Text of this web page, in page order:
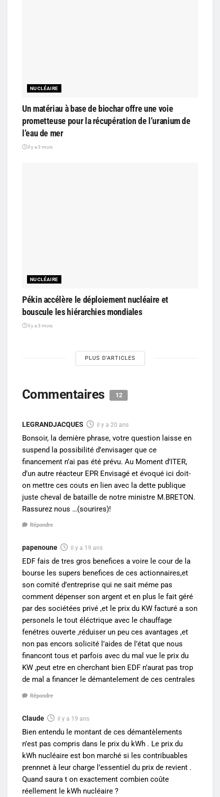
NUCLÉAIRE
Un matériau à base de biochar offre une voie
prometteuse pour la récupération de l’uranium de
l’eau de mer
il y a 3 mois
NUCLÉAIRE
Pékin accélère le déploiement nucléaire et
bouscule les hiérarchies mondiales
il y a 3 mois
PLUS D'ARTICLES
Commentaires 12
LEGRANDJACQUES il y a 20 ans
Bonsoir, la dernière phrase, votre question laisse en
suspend la possibilité d’envisager que ce
financement n’ai pas été prévu. Au Moment d’ITER,
d’un autre réacteur EPR Envisagé et évoqué ici doit-
on mettre ces couts en lien avec la dette publique
juste cheval de bataille de notre ministre M.BRETON.
Rassurez nous …(sourires)!
Répondre
papenoune il y a 19 ans
EDF fais de tres gros benefices a voire le cour de la
bourse les supers benefices de ces actionnaires,et
son comité d’entreprise qui ne sait méme pas
comment dépenser son argent et en plus le fait géré
par des sociétées privé ,et le prix du KW facturé a son
personels le tout éléctrique avec le chauffage
fenétres ouverte ,réduiser un peu ces avantages ,et
non pas encors solicité l’aides de l’état que nous
financont tous et parfois avec du mal vue le prix du
KW ,peut etre en cherchant bien EDF n’aurat pas trop
de mal a financer le démantelement de ces centrales
Répondre
Claude il y a 19 ans
Bien entendu le montant de ces démantèlements
n’est pas compris dans le prix du kWh . Le prix du
kWh nucléaire est bon marché si les contribuables
prennnet à leur charge l’essentiel du prix de revient .
Quand saura t on exactement combien coûte
réellement le kWh nucléaire ?